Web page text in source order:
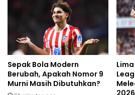
Sepak Bola Modern
Berubah, Apakah Nomor 9
Murni Masih Dibutuhkan?